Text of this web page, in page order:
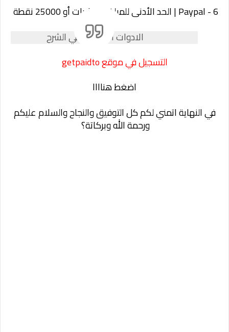
6 - Paypal | الحد الأدنى للمبلغ 5 دولارات أو 25000 نقطة
الادوات المطلوبة في الشرح
التسجيل في موقعgetpaidto
اضغط هناااا
في النهاية اتمني لكم كل التوفيق والنجاح والسلام عليكم
ورحمة الله وبركاتة؟